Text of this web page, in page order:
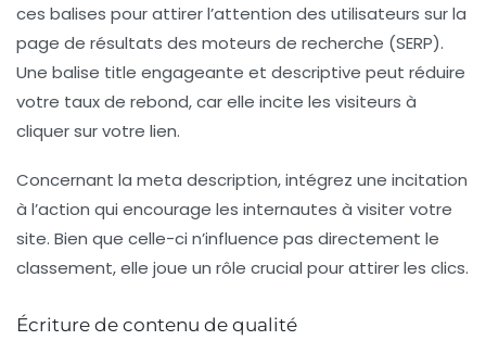
ces balises pour attirer l’attention des utilisateurs sur la
page de résultats des moteurs de recherche (SERP).
Une balise title engageante et descriptive peut réduire
votre taux de rebond, car elle incite les visiteurs à
cliquer sur votre lien.
Concernant la meta description, intégrez une incitation
à l’action qui encourage les internautes à visiter votre
site. Bien que celle-ci n’influence pas directement le
classement, elle joue un rôle crucial pour attirer les clics.
Écriture de contenu de qualité